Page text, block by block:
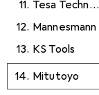
11. Tesa Technology
12. Mannesmann
13. KS Tools
14. Mitutoyo